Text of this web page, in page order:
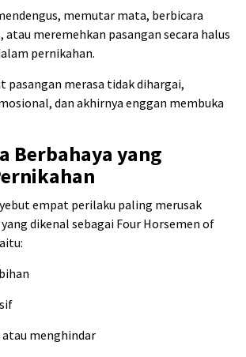
memutar mata, berbicara
atau meremehkan pasangan secara halus
pernikahan.
pasangan merasa tidak dihargai,
dan akhirnya enggan membuka
Berbahaya yang
empat perilaku paling merusak
dikenal sebagai Four Horsemen of
menghindar